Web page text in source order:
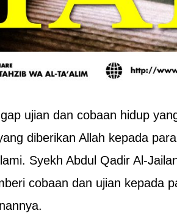
ujian dan cobaan hidup
diberikan Allah kepada
Syekh Abdul Qadir Al-
cobaan dan ujian kepada